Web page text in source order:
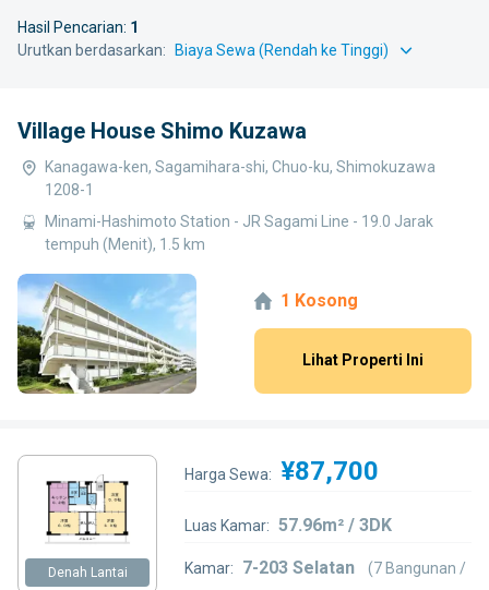
Hasil Pencarian: 1
Urutkan berdasarkan:
Village House Shimo Kuzawa
Kanagawa-ken, Sagamihara-shi, Chuo-ku, Shimokuzawa
1208-1
Minami-Hashimoto Station - JR Sagami Line - 19.0 Jarak
tempuh (Menit), 1.5 km
1 Kosong
Lihat Properti Ini
Denah Lantai
Harga Sewa: ¥87,700
Luas Kamar: 57.96m² / 3DK
Kamar: 7-203 Selatan
(7 Bangunan /